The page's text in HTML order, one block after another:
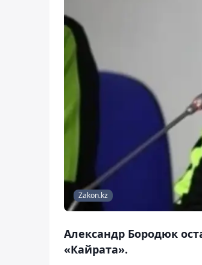
Zakon.kz
Александр Бородюк
«Кайрата».